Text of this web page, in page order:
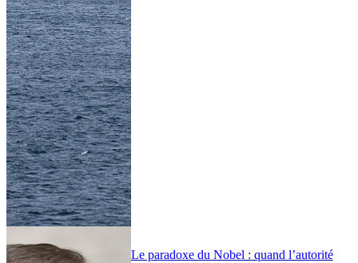
Le paradoxe du Nobel : quand l’autorité